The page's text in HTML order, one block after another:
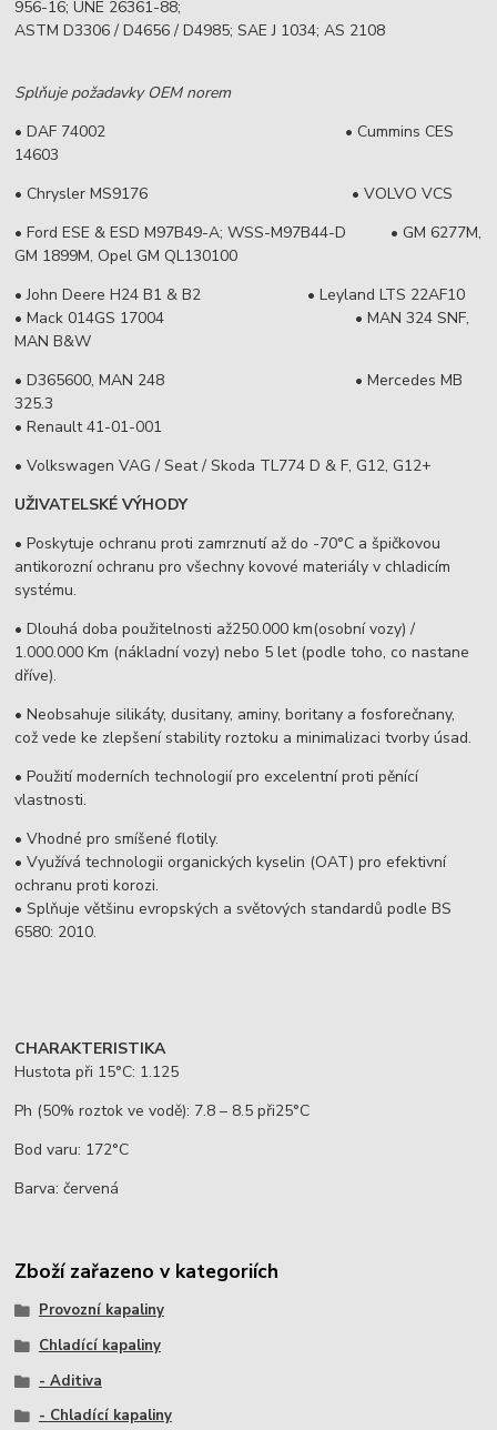
956-16; UNE 26361-88;
ASTM D3306 / D4656 / D4985; SAE J 1034; AS 2108
Splňuje požadavky OEM norem
• DAF 74002 • Cummins CES
14603
• Chrysler MS9176 • VOLVO VCS
• Ford ESE & ESD M97B49-A; WSS-M97B44-D • GM 6277M,
GM 1899M, Opel GM QL130100
• John Deere H24 B1 & B2 • Leyland LTS 22AF10
• Mack 014GS 17004 • MAN 324 SNF,
MAN B&W
• D365600, MAN 248 • Mercedes MB
325.3
• Renault 41-01-001
• Volkswagen VAG / Seat / Skoda TL774 D & F, G12, G12+
UŽIVATELSKÉ VÝHODY
• Poskytuje ochranu proti zamrznutí až do -70°C a špičkovou
antikorozní ochranu pro všechny kovové materiály v chladicím
systému.
• Dlouhá doba použitelnosti až250.000 km(osobní vozy) /
1.000.000 Km (nákladní vozy) nebo 5 let (podle toho, co nastane
dříve).
• Neobsahuje silikáty, dusitany, aminy, boritany a fosforečnany,
což vede ke zlepšení stability roztoku a minimalizaci tvorby úsad.
• Použití moderních technologií pro excelentní proti pěnící
vlastnosti.
• Vhodné pro smíšené flotily.
• Využívá technologii organických kyselin (OAT) pro efektivní
ochranu proti korozi.
• Splňuje většinu evropských a světových standardů podle BS
6580: 2010.
CHARAKTERISTIKA
Hustota při 15°C: 1.125
Ph (50% roztok ve vodě): 7.8 – 8.5 při25°C
Bod varu: 172°C
Barva: červená
Zboží zařazeno v kategoriích
Provozní kapaliny
Chladící kapaliny
- Aditiva
- Chladící kapaliny